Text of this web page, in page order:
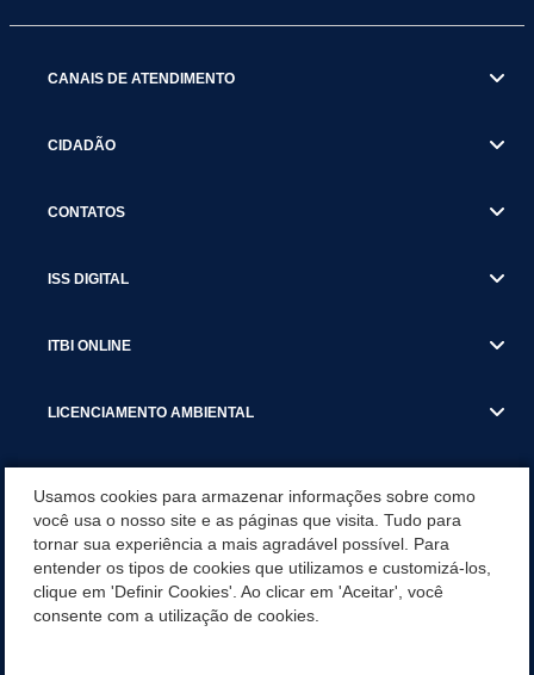
CANAIS DE ATENDIMENTO
CIDADÃO
CONTATOS
ISS DIGITAL
ITBI ONLINE
LICENCIAMENTO AMBIENTAL
SERVIÇOS
SERVIÇOS DO DEPARTAMENTO DE RECEITA MUNICIPAL
Usamos cookies para armazenar informações sobre como
você usa o nosso site e as páginas que visita. Tudo para
tornar sua experiência a mais agradável possível. Para
entender os tipos de cookies que utilizamos e customizá-los,
clique em 'Definir Cookies'. Ao clicar em 'Aceitar', você
consente com a utilização de cookies.